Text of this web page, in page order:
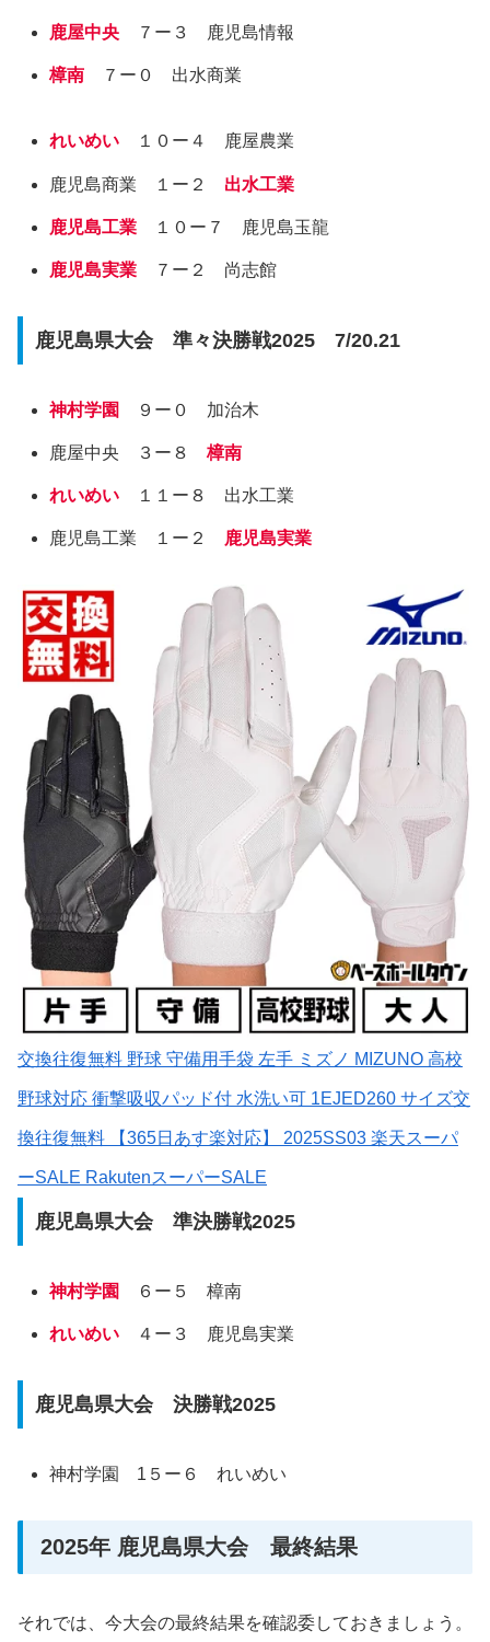
鹿屋中央 ７ー３ 鹿児島情報
樟南 ７ー０ 出水商業
れいめい １０ー４ 鹿屋農業
鹿児島商業 １ー２ 出水工業
鹿児島工業 １０ー７ 鹿児島玉龍
鹿児島実業 ７ー２ 尚志館
鹿児島県大会 準々決勝戦2025 7/20.21
神村学園 ９ー０ 加治木
鹿屋中央 ３ー８樟南
れいめい １１ー８ 出水工業
鹿児島工業 １ー２ 鹿児島実業
交換往復無料 野球 守備用手袋 左手 ミズノ MIZUNO 高校
野球対応 衝撃吸収パッド付 水洗い可 1EJED260 サイズ交
換往復無料 【365日あす楽対応】 2025SS03 楽天スーパ
ーSALE RakutenスーパーSALE
鹿児島県大会 準決勝戦2025
神村学園 ６ー５ 樟南
れいめい ４ー３ 鹿児島実業
鹿児島県大会 決勝戦2025
神村学園 1５ー６ れいめい
2025年 鹿児島県大会 最終結果
それでは、今大会の最終結果を確認委しておきましょう。